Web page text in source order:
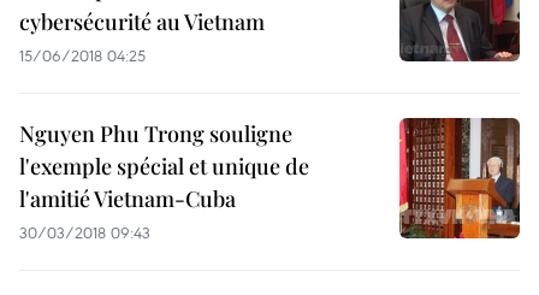
cybersécurité au Vietnam
15/06/2018 04:25
Nguyen Phu Trong souligne
l'exemple spécial et unique de
l'amitié Vietnam-Cuba
30/03/2018 09:43